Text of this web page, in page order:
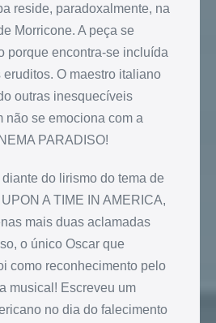
reside, paradoxalmente, na
Morricone. A peça se
porque encontra-se incluída
O maestro italiano
outras inesquecíveis
não se emociona com a
PARADISO!
do lirismo do tema de
A TIME IN AMERICA,
mais duas aclamadas
o único Oscar que
como reconhecimento pelo
musical! Escreveu um
no dia do falecimento